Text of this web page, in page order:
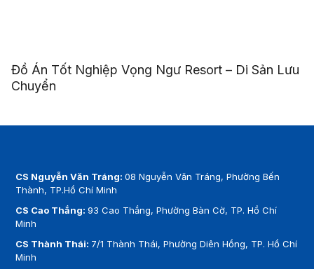
Đồ Án Tốt Nghiệp Vọng Ngư Resort – Di Sản Lưu
Chuyển
CS Nguyễn Văn Tráng:08 Nguyễn Văn Tráng, Phường Bến
Thành, TP.Hồ Chí Minh
CS Cao Thắng:93 Cao Thắng, Phường Bàn Cờ, TP. Hồ Chí
Minh
CS Thành Thái: 7/1 Thành Thái, Phường Diên Hồng, TP. Hồ Chí
Minh